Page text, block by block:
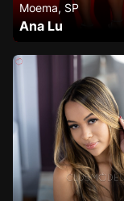
Moema, SP
Ana Lu